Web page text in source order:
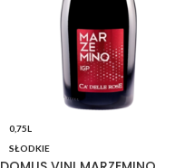
0,75L
SŁODKIE